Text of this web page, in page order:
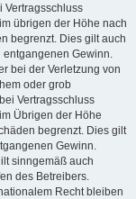
Vertragsschluss
übrigen der Höhe nach
begrenzt. Dies gilt auch
Gewinn.
bei der Verletzung von
oder grob
Vertragsschluss
Übrigen der Höhe
begrenzt. Dies gilt
Gewinn.
sinngemäß auch
des Betreibers.
Recht bleiben